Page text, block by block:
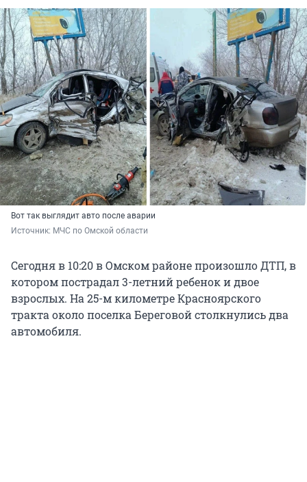
Вот так выглядит авто после аварии
Источник: МЧС по Омской области
Сегодня в 10:20 в Омском районе произошло ДТП, в
котором пострадал 3-летний ребенок и двое
взрослых. На 25-м километре Красноярского
тракта около поселка Береговой столкнулись два
автомобиля.